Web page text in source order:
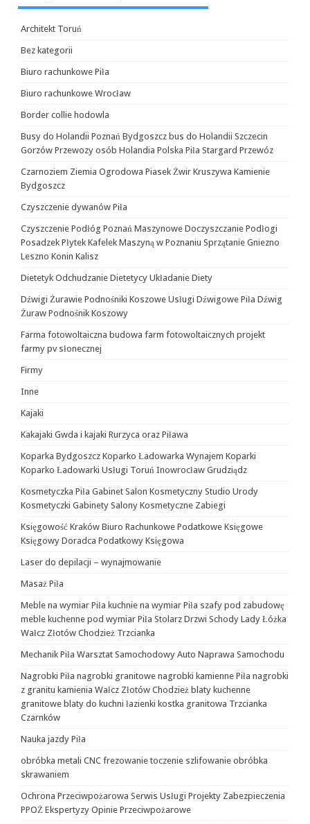
Architekt Toruń
Bez kategorii
Biuro rachunkowe Piła
Biuro rachunkowe Wrocław
Border collie hodowla
Busy do Holandii Poznań Bydgoszcz bus do Holandii Szczecin
Gorzów Przewozy osób Holandia Polska Piła Stargard Przewóz
Czarnoziem Ziemia Ogrodowa Piasek Żwir Kruszywa Kamienie
Bydgoszcz
Czyszczenie dywanów Piła
Czyszczenie Podłóg Poznań Maszynowe Doczyszczanie Podłogi
Posadzek Płytek Kafelek Maszyną w Poznaniu Sprzątanie Gniezno
Leszno Konin Kalisz
Dietetyk Odchudzanie Dietetycy Układanie Diety
Dźwigi Żurawie Podnośniki Koszowe Usługi Dźwigowe Piła Dźwig
Żuraw Podnośnik Koszowy
Farma fotowoltaiczna budowa farm fotowoltaicznych projekt
farmy pv słonecznej
Firmy
Inne
Kajaki
Kakajaki Gwda i kajaki Rurzyca oraz Piława
Koparka Bydgoszcz Koparko Ładowarka Wynajem Koparki
Koparko Ładowarki Usługi Toruń Inowrocław Grudziądz
Kosmetyczka Piła Gabinet Salon Kosmetyczny Studio Urody
Kosmetyczki Gabinety Salony Kosmetyczne Zabiegi
Księgowość Kraków Biuro Rachunkowe Podatkowe Księgowe
Księgowy Doradca Podatkowy Księgowa
Laser do depilacji – wynajmowanie
Masaż Piła
Meble na wymiar Piła kuchnie na wymiar Piła szafy pod zabudowę
meble kuchenne pod wymiar Piła Stolarz Drzwi Schody Lady Łóżka
Wałcz Złotów Chodzież Trzcianka
Mechanik Piła Warsztat Samochodowy Auto Naprawa Samochodu
Nagrobki Piła nagrobki granitowe nagrobki kamienne Piła nagrobki
z granitu kamienia Wałcz Złotów Chodzież blaty kuchenne
granitowe blaty do kuchni łazienki kostka granitowa Trzcianka
Czarnków
Nauka jazdy Piła
obróbka metali CNC frezowanie toczenie szlifowanie obróbka
skrawaniem
Ochrona Przeciwpożarowa Serwis Usługi Projekty Zabezpieczenia
PPOŻ Ekspertyzy Opinie Przeciwpożarowe